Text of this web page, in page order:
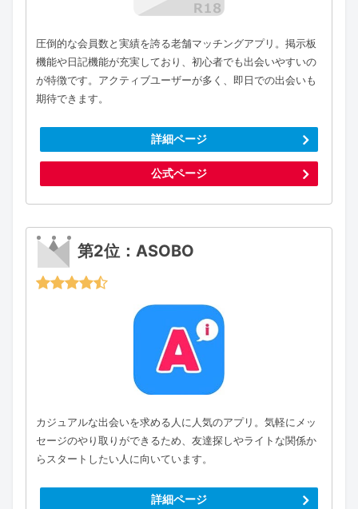
圧倒的な会員数と実績を誇る老舗マッチングアプリ。掲示板
機能や日記機能が充実しており、初心者でも出会いやすいの
が特徴です。アクティブユーザーが多く、即日での出会いも
期待できます。
詳細ページ
公式ページ
第2位：ASOBO
カジュアルな出会いを求める人に人気のアプリ。気軽にメッ
セージのやり取りができるため、友達探しやライトな関係か
らスタートしたい人に向いています。
詳細ページ